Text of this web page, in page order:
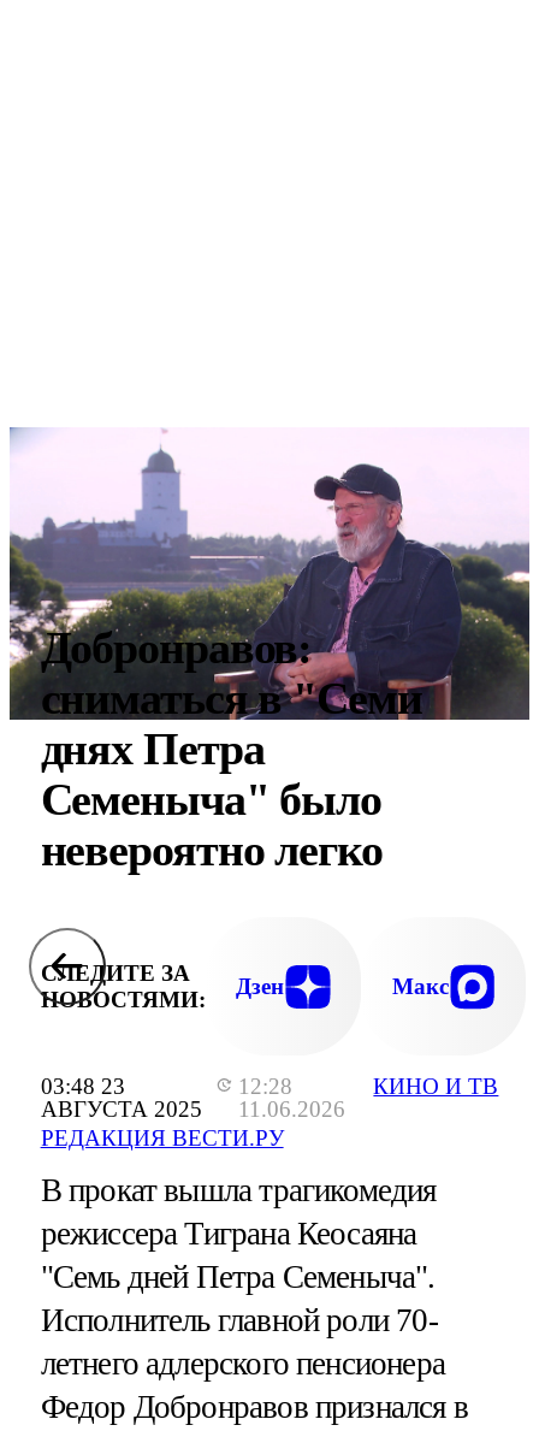
03:48 23
АВГУСТА 2025
12:28
11.06.2026
РЕДАКЦИЯ ВЕСТИ.РУ
КИНО И ТВ
Добронравов:
сниматься в "Семи
днях Петра
Семеныча" было
невероятно легко
СЛЕДИТЕ ЗА
НОВОСТЯМИ:
Дзен Макс
В прокат вышла трагикомедия
режиссера Тиграна Кеосаяна
"Семь дней Петра Семеныча".
Исполнитель главной роли 70-
летнего адлерского пенсионера
Федор Добронравов признался в